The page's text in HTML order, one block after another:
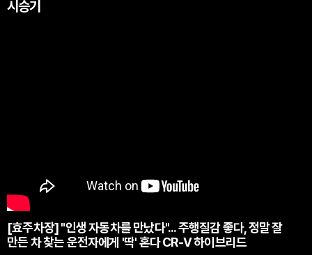
시승기
[효주차장] "인생 자동차를 만났다"... 주행질감 좋다, 정말 잘
만든 차 찾는 운전자에게 '딱' 혼다 CR-V 하이브리드